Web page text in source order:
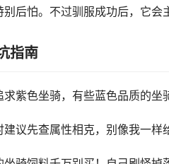
后怕。不过驯服成功后，它会
指南
求紫色坐骑，有些蓝色品质的坐
建议先查属性相克，别像我一